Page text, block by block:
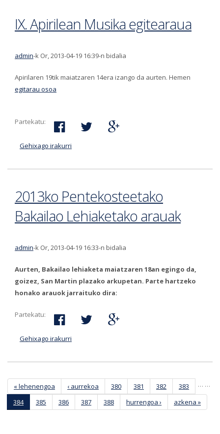
IX. Apirilean Musika egitearaua
admin-k Or, 2013-04-19 16:39-n bidalia
Apirilaren 19tik maiatzaren 14era izango da aurten. Hemen
egitarau osoa
Partekatu:
Gehixago irakurri
2013ko Pentekosteetako
Bakailao Lehiaketako arauak
admin-k Or, 2013-04-19 16:33-n bidalia
Aurten, Bakailao lehiaketa maiatzaren 18an egingo da,
goizez, San Martin plazako arkupetan. Parte hartzeko
honako arauok jarraituko dira:
Partekatu:
Gehixago irakurri
Orriak
« lehenengoa ‹ aurrekoa …
380 381 382
383
384
385 386 387 388
…
hurrengoa ›
azkena »